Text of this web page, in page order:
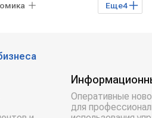
Еще4
Оперативные
для